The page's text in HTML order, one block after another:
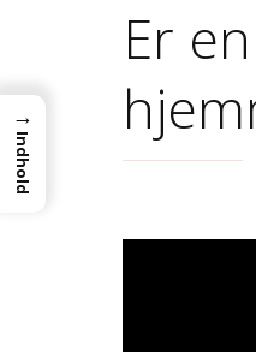
Er
→
Indhold